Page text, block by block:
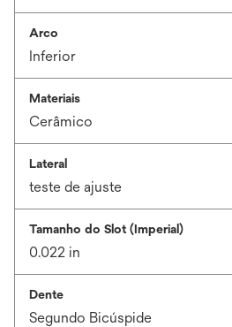
Arco
Inferior
Materiais
Cerâmico
Lateral
teste de ajuste
Tamanho do Slot (Imperial)
0.022 in
Dente
Segundo Bicúspide